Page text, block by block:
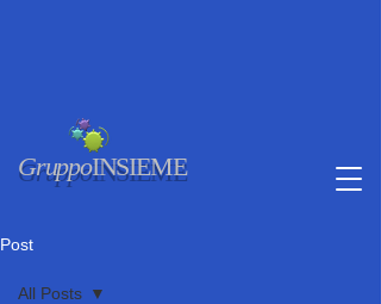
GruppoINSIEME
Post
All Posts